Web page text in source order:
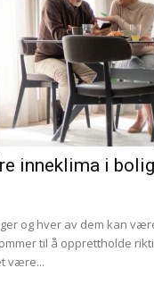
inneklima i
og hver av dem kan
til å opprettholde
være...